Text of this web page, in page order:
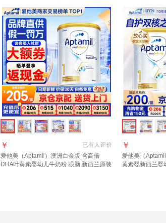
已有人评价
￥
爱他美（Aptamil）澳洲白金版 含高倍
DHA叶黄素婴幼儿牛奶粉 眼脑 新西兰原装
￥
爱他美（
黄素婴新西兰婴